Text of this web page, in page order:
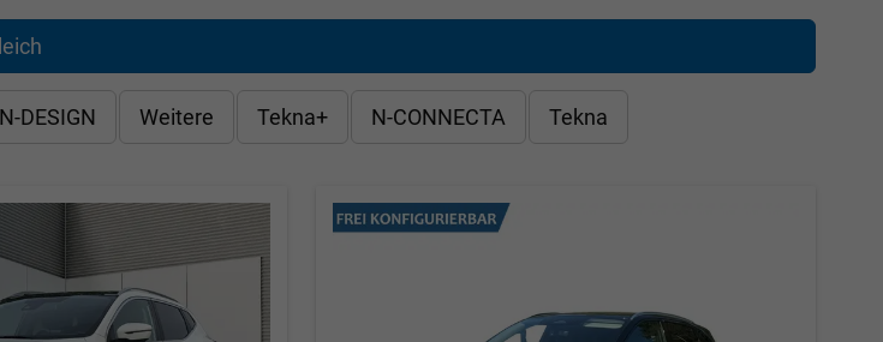
N-DESIGN Weitere Tekna+ N-CONNECTA Tekna